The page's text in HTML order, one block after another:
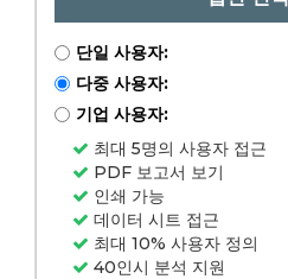
단일 사용자:
다중 사용자:
기업 사용자:
최대 5명의 사용자 접근
PDF 보고서 보기
인쇄 가능
데이터 시트 접근
최대 10% 사용자 정의
40인시 분석 지원